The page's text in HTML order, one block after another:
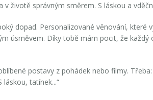
životě správným směrem. S láskou a
dopad. Personalizované věnování, které
úsměvem. Díky tobě mám pocit, že každý
postavy z pohádek nebo filmy.
tatínek...“